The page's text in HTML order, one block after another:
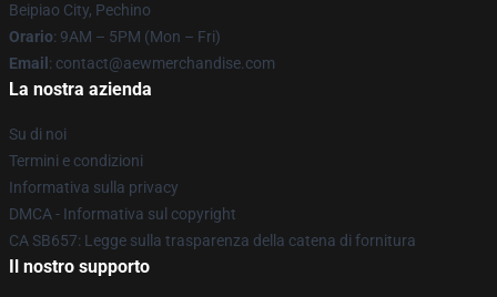
Beipiao City, Pechino
Orario: 9AM – 5PM (Mon – Fri)
Email : contact@aewmerchandise.com
La nostra azienda
Su di noi
Termini e condizioni
Informativa sulla privacy
DMCA - Informativa sul copyright
CA SB657: Legge sulla trasparenza della catena di fornitura
Il nostro supporto